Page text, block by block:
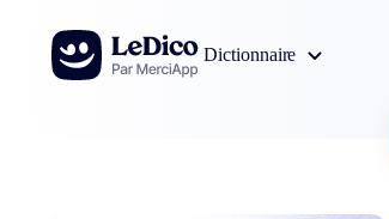
Aller au contenu
Dictionnaire